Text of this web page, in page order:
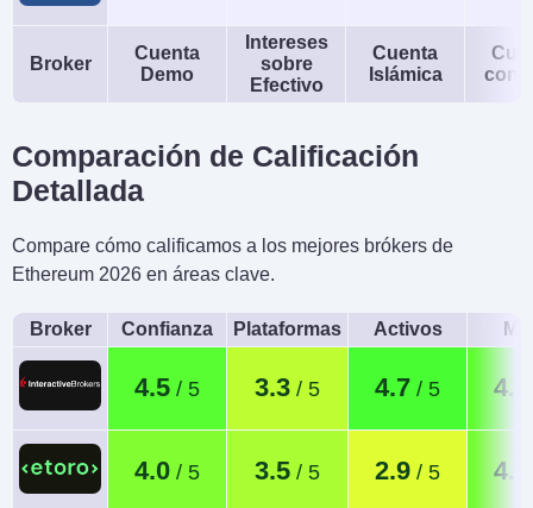
Broker
Cuenta
Demo
Intereses
sobre
Efectivo
Cuenta
Islámica
Comparación de Calificación
Detallada
Compare cómo calificamos a los mejores brókers de
Ethereum 2026 en áreas clave.
Broker Confianza Plataformas Activos
4.5 3.3 4.7 4.4
4.0 3.5 2.9 4.2